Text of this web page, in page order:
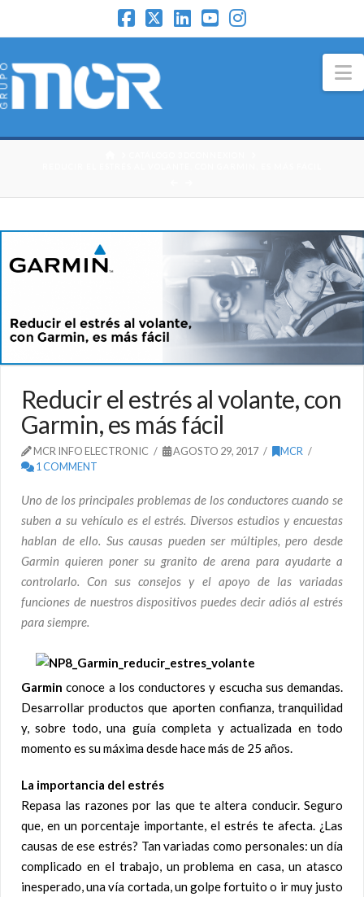
Reducir el estrés al volante, con
Garmin, es más fácil
MCR INFO ELECTRONIC AGOSTO 29, 2017
MCR
1 COMMENT
Uno de los principales problemas de los conductores cuando se
suben a su vehículo es el estrés. Diversos estudios y encuestas
hablan de ello. Sus causas pueden ser múltiples, pero desde
Garmin quieren poner su granito de arena para ayudarte a
controlarlo. Con sus consejos y el apoyo de las variadas
funciones de nuestros dispositivos puedes decir adiós al estrés
para siempre.
Garmin conoce a los conductores y escucha sus demandas.
Desarrollar productos que aporten confianza, tranquilidad
y, sobre todo, una guía completa y actualizada en todo
momento es su máxima desde hace más de 25 años.
La importancia del estrés
Repasa las razones por las que te altera conducir. Seguro
que, en un porcentaje importante, el estrés te afecta. ¿Las
causas de ese estrés? Tan variadas como personales: un día
complicado en el trabajo, un problema en casa, un atasco
inesperado, una vía cortada, un golpe fortuito o ir muy justo